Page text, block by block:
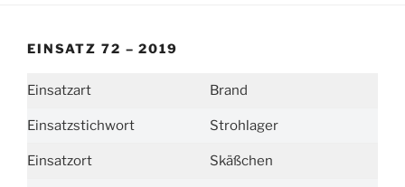
EINSATZ 72 – 2019
Einsatzart Brand
Einsatzstichwort Strohlager
Einsatzort Skäßchen